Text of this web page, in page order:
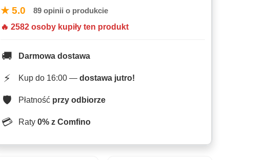
★ 5.0
89 opinii o produkcie
🔥 2582 osoby kupiły ten produkt
🚚 Darmowa dostawa
⚡ Kup do 16:00 — dostawa jutro!
🛡️ Płatność przy odbiorze
💳 Raty 0% z Comfino